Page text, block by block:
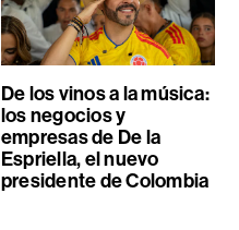
De los vinos a la música:
los negocios y
empresas de De la
Espriella, el nuevo
presidente de Colombia